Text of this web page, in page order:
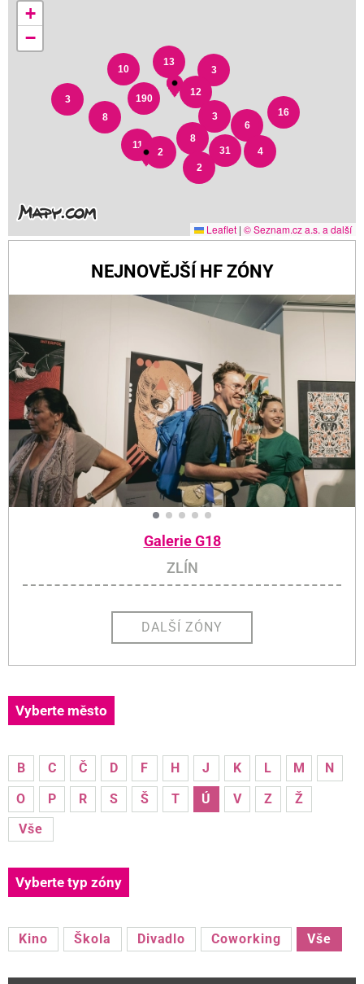
3
2
16
2
6
4
8
31
3
3
13
12
10
8
11
190
+
−
Leaflet | © Seznam.cz a.s. a další
NEJNOVĚJŠÍ HF ZÓNY
Galerie G18
ZLÍN
DALŠÍ ZÓNY
Vyberte město
B C Č D F H J K L M
N
O
P R S Š T Ú V Z
Ž
Vše
Vyberte typ zóny
Kino Škola Divadlo Coworking Vše